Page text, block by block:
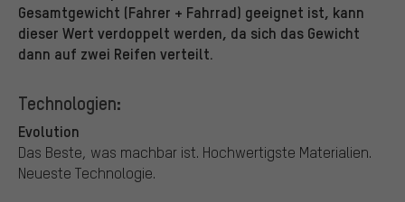
Gesamtgewicht (Fahrer + Fahrrad) geeignet ist, kann
dieser Wert verdoppelt werden, da sich das Gewicht
dann auf zwei Reifen verteilt.
Technologien:
Evolution
Das Beste, was machbar ist. Hochwertigste Materialien.
Neueste Technologie.